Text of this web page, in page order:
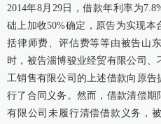
2014年8月29日，借款年利率为
础上加收50%确定，原告为实现
括律师费、评估费等等由被告山
时，被告淄博骏业经贸有限公司
工销售有限公司的上述借款向原
行了合同义务。然而，借款清偿
有限公司未履行清偿借款义务，